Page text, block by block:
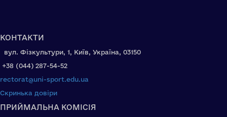
КОНТАКТИ
вул. Фізкультури, 1, Київ, Україна, 03150
+38 (044) 287-54-52
rectorat@uni-sport.edu.ua
Скринька довіри
ПРИЙМАЛЬНА КОМІСІЯ